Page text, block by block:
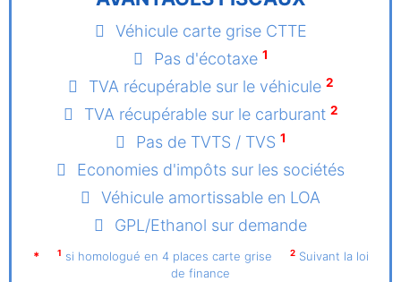
Véhicule carte grise CTTE
Pas d'écotaxe 1
TVA récupérable sur le véhicule 2
TVA récupérable sur le carburant 2
Pas de TVTS / TVS 1
Economies d'impôts sur les sociétés
Véhicule amortissable en LOA
GPL/Ethanol sur demande
* 1 si homologué en 4 places carte grise 2 Suivant la loi
de finance